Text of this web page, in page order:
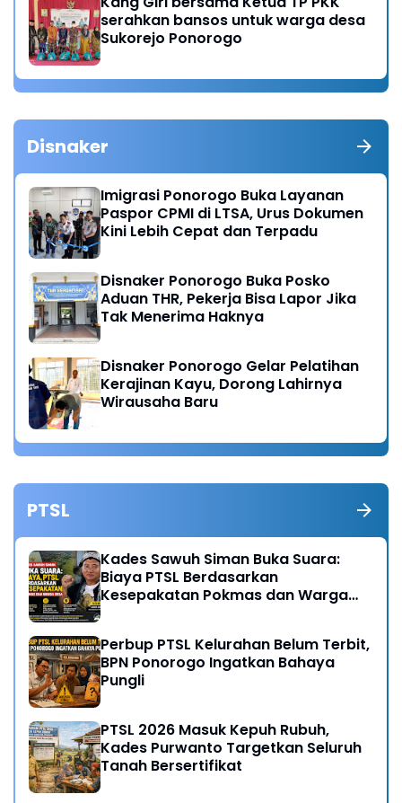
serahkan bansos untuk warga desa
Sukorejo Ponorogo
Disnaker
Imigrasi Ponorogo Buka Layanan
Paspor CPMI di LTSA, Urus Dokumen
Kini Lebih Cepat dan Terpadu
Disnaker Ponorogo Buka Posko
Aduan THR, Pekerja Bisa Lapor Jika
Tak Menerima Haknya
Disnaker Ponorogo Gelar Pelatihan
Kerajinan Kayu, Dorong Lahirnya
Wirausaha Baru
PTSL
Kades Sawuh Siman Buka Suara:
Biaya PTSL Berdasarkan
Kesepakatan Pokmas dan Warga
Perbup PTSL Kelurahan Belum Terbit,
BPN Ponorogo Ingatkan Bahaya
Pungli
PTSL 2026 Masuk Kepuh Rubuh,
Kades Purwanto Targetkan Seluruh
Tanah Bersertifikat